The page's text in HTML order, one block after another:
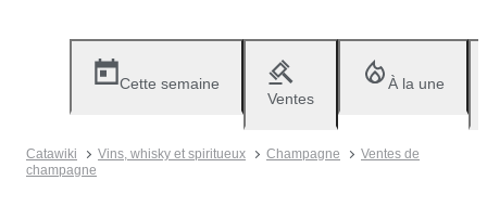
Cette semaine
Ventes
À la une
Catawiki Vins, whisky et spiritueux Champagne
Ventes de
champagne